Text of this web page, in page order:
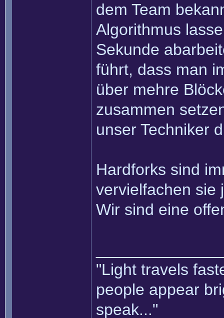
dem Team
Algorithmus
Sekunde
führt, dass man
über mehre
zusammen
unser Techniker
Hardforks sind
vervielfachen sie
Wir sind eine
"Light travels
people appear
speak..."